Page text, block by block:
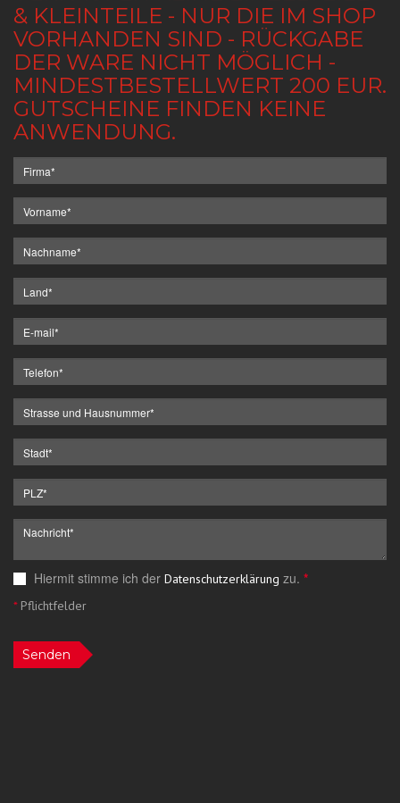
& KLEINTEILE - NUR DIE IM SHOP
VORHANDEN SIND - RÜCKGABE
DER WARE NICHT MÖGLICH -
MINDESTBESTELLWERT 200 EUR.
GUTSCHEINE FINDEN KEINE
ANWENDUNG.
Hiermit stimme ich der Datenschutzerklärung zu. *
*Pflichtfelder
Senden